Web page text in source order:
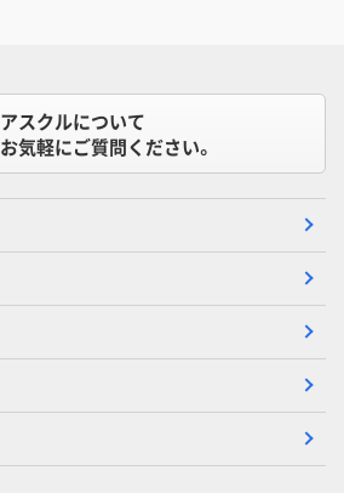
アスクルについて
お気軽にご質問ください。